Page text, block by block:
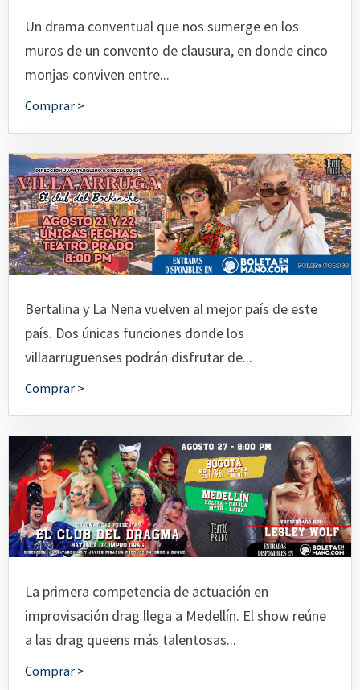
Un drama conventual que nos sumerge en los
muros de un convento de clausura, en donde cinco
monjas conviven entre...
Comprar >
Bertalina y La Nena vuelven al mejor país de este
país. Dos únicas funciones donde los
villaarruguenses podrán disfrutar de...
Comprar >
La primera competencia de actuación en
improvisación drag llega a Medellín. El show reúne
a las drag queens más talentosas...
Comprar >